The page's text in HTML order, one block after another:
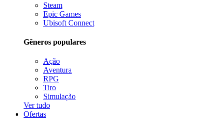
Steam
Epic Games
Ubisoft Connect
Gêneros populares
Ação
Aventura
RPG
Tiro
Simulação
Ver tudo
Ofertas